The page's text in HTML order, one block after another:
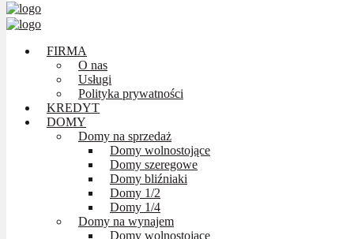
FIRMA
O nas
Usługi
Polityka prywatności
KREDYT
DOMY
Domy na sprzedaż
Domy wolnostojące
Domy szeregowe
Domy bliźniaki
Domy 1/2
Domy 1/4
Domy na wynajem
Domy wolnostojące